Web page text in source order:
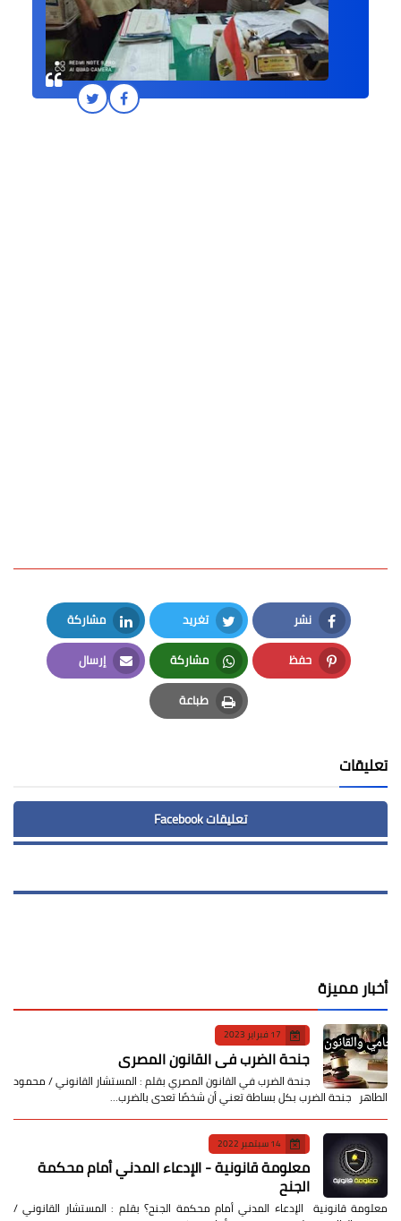
نشر
Facebook
تغريد
Twitter
مشاركة
LinkedIn
حفظ
Pinterest
مشاركة
Whatsapp
إرسال
Email
طباعة
Print
تعليقات
تعليقات Facebook
أخبار مميزة
17 فبراير 2023
جنحة الضرب في القانون المصري
جنحة الضرب في القانون المصري بقلم : المستشار القانوني / محمود
الطاهر جنحة الضرب بكل بساطة تعني أن شخصًا تعدى بالضرب…
14 سبتمبر 2022
معلومة قانونية - الإدعاء المدني أمام محكمة
الجنح
معلومة قانونية الإدعاء المدني أمام محكمة الجنح؟ بقلم : المستشار القانوني /